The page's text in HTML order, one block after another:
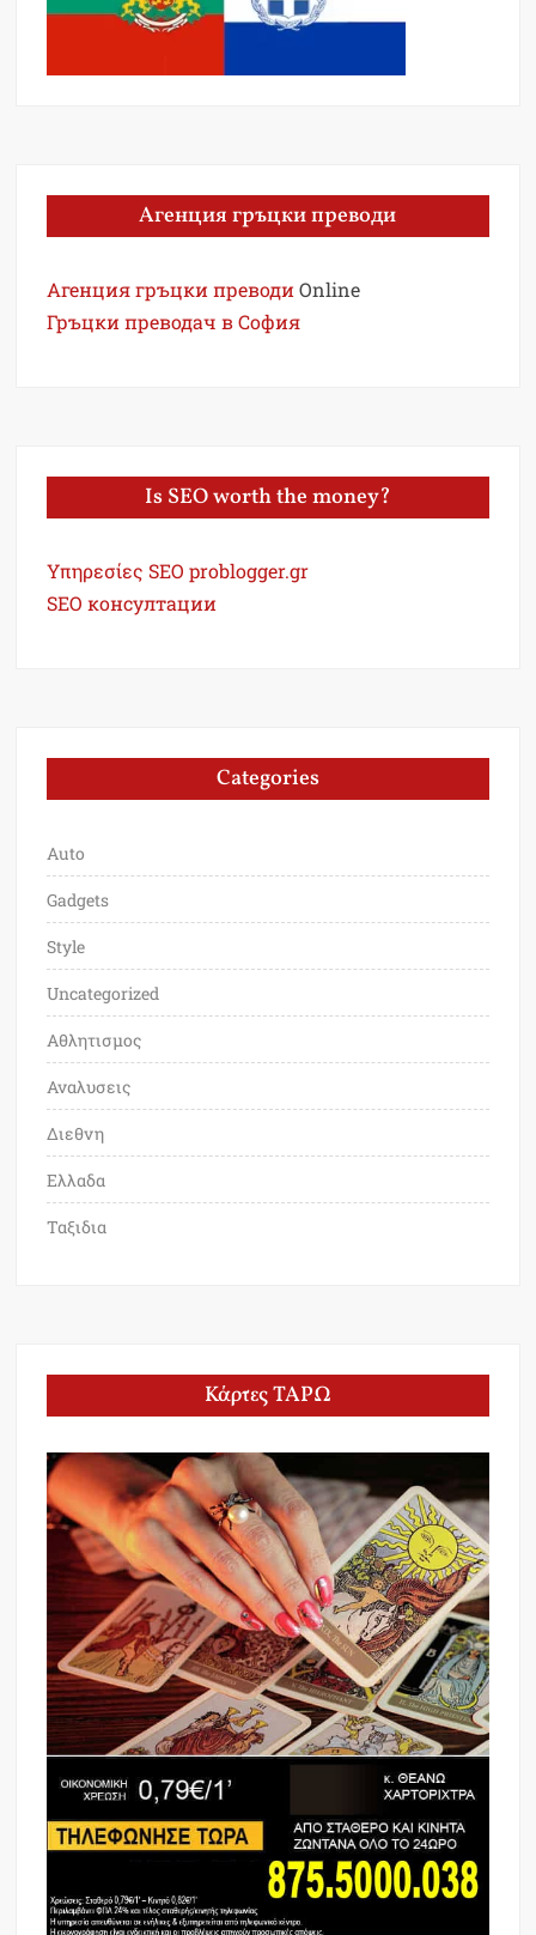
Агенция гръцки преводи
Агенция гръцки преводиOnline
Гръцки преводач в София
Is SEO worth the money?
Υπηρεσίες SEO problogger.gr
SEO консултации
Categories
Auto
Gadgets
Style
Uncategorized
Αθλητισμος
Αναλυσεις
Διεθνη
Ελλαδα
Ταξιδια
Κάρτες ΤΑΡΩ